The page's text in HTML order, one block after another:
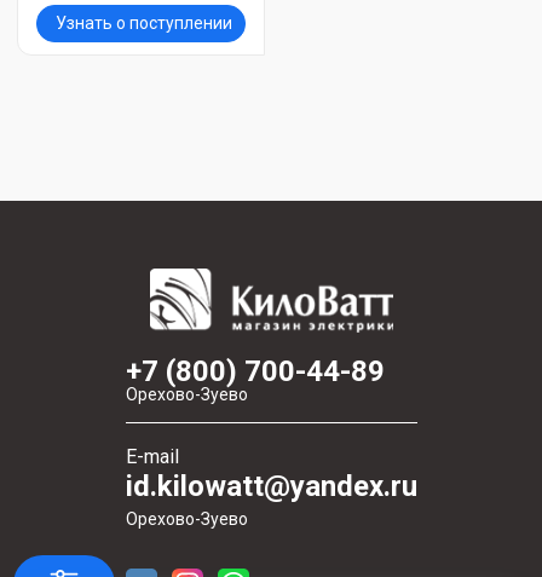
Узнать о поступлении
+7 (800) 700-44-89
Орехово-Зуево
E-mail
id.kilowatt@yandex.ru
Орехово-Зуево